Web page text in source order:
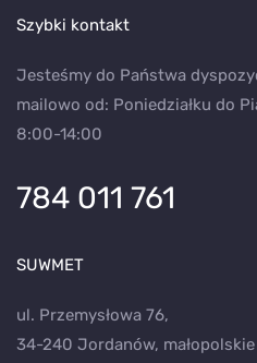
Szybki kontakt
Jesteśmy do Państwa
mailowo od: Poniedziałku do
8:00-14:00
784 011 761
SUWMET
ul. Przemysłowa 76,
34-240 Jordanów, małopolskie